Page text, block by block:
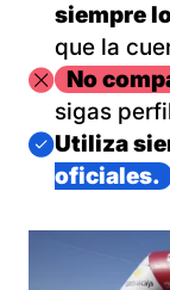
siempre
que la
Imagen
No
sigas
Imagen
Utiliza
oficiales.